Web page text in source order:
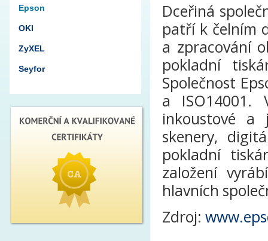
Epson
OKI
ZyXEL
Seyfor
Dceřiná
patří k čelním
a zpracování
pokladní
Společnost
a ISO14001.
inkoustové a
skenery,
pokladní
založení
hlavních
Zdroj: